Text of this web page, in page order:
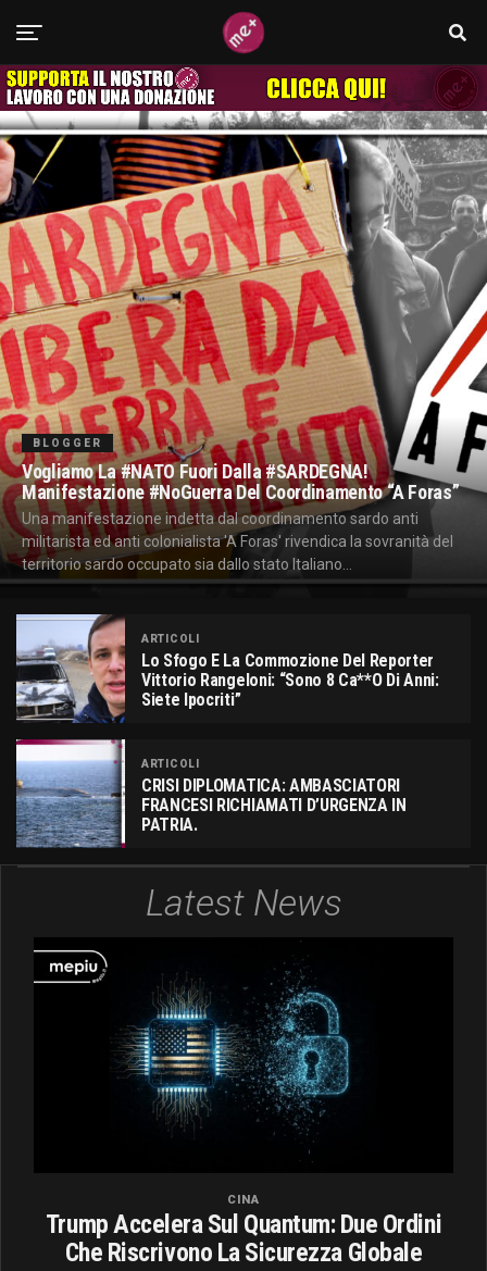
BLOGGER
Vogliamo La #NATO Fuori Dalla #SARDEGNA!
Manifestazione #NoGuerra Del Coordinamento “A Foras”
Una manifestazione indetta dal coordinamento sardo anti
militarista ed anti colonialista 'A Foras' rivendica la sovranità del
territorio sardo occupato sia dallo stato Italiano...
ARTICOLI
Lo Sfogo E La Commozione Del Reporter
Vittorio Rangeloni: “Sono 8 Ca**o Di Anni:
Siete Ipocriti”
ARTICOLI
CRISI DIPLOMATICA: AMBASCIATORI
FRANCESI RICHIAMATI D’URGENZA IN
PATRIA.
Latest News
CINA
Trump Accelera Sul Quantum: Due Ordini
Che Riscrivono La Sicurezza Globale